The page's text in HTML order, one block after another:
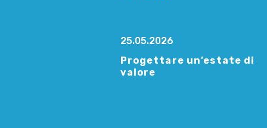
25.05.2026
Progettare un’estate di
valore